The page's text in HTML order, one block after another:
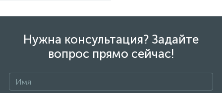
Нужна консультация? Задайте
вопрос прямо сейчас!